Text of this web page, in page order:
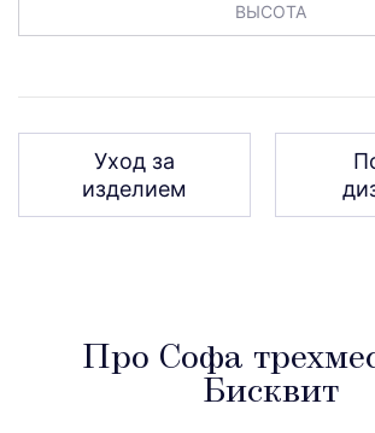
ВЫСОТА
Уход за
изделием
Про Софа
Бисквит